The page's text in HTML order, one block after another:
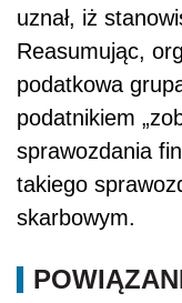
uznał, iż
Reasumując,
podatkowa
podatnikiem
sprawozdania
takiego
skarbowym.